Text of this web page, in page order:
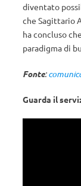
diventato
che Sagittario
ha concluso
paradigma di
Fonte:
Guarda il